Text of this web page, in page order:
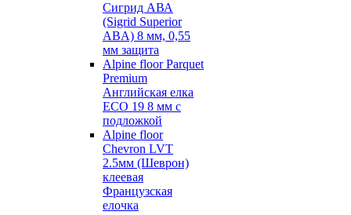
Сигрид АВА
(Sigrid Superior
ABA) 8 мм, 0,55
мм защита
Alpine floor Parquet
Premium
Английская елка
ECO 19 8 мм с
подложкой
Alpine floor
Chevron LVT
2.5мм (Шеврон)
клеевая
Французская
елочка